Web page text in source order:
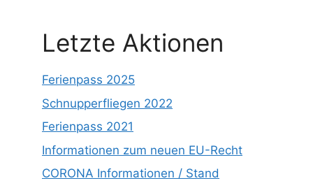
Letzte Aktionen
Ferienpass 2025
Schnupperfliegen 2022
Ferienpass 2021
Informationen zum neuen EU-Recht
CORONA Informationen / Stand